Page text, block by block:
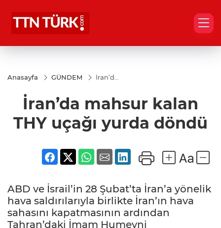
Anasayfa GÜNDEM
İran’da
THY
uçağı
döndü
İran’da mahsur kalan
THY uçağı yurda döndü
ABD ve İsrail’in 28 Şubat’ta İran’a yönelik
hava saldırılarıyla birlikte İran’ın hava
sahasını kapatmasının ardından
Tahran’daki İmam Humeyni